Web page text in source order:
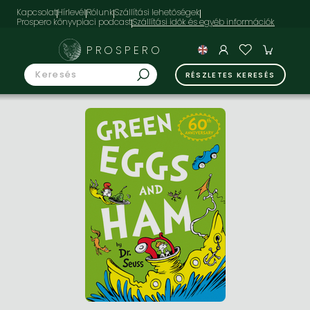
KapcsolatHírlevélRólunkSzállítási lehetőségek
Prospero könyvpiaci podcast
PROSPERO
RÉSZLETES KERESÉS